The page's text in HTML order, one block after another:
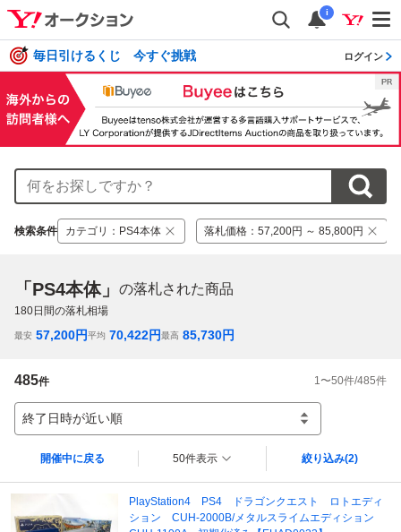
i
毎日引けるくじ 今すぐ挑戦 ログイン
検索条件 カテゴリ ： PS4本体 落札価格 ： 57,200円 ～ 85,800円
「PS4本体」 の落札された商品
180日間の落札相場
最安 57,200円平均 70,422円最高 85,730円
485件 1 〜50件/485件
終了日時が近い順
開催中に戻る 50件表示 絞り込み(2)
PlayStation4 PS4 ドラゴンクエスト ロトエディ
ション CUH-2000B/メタルスライムエディション